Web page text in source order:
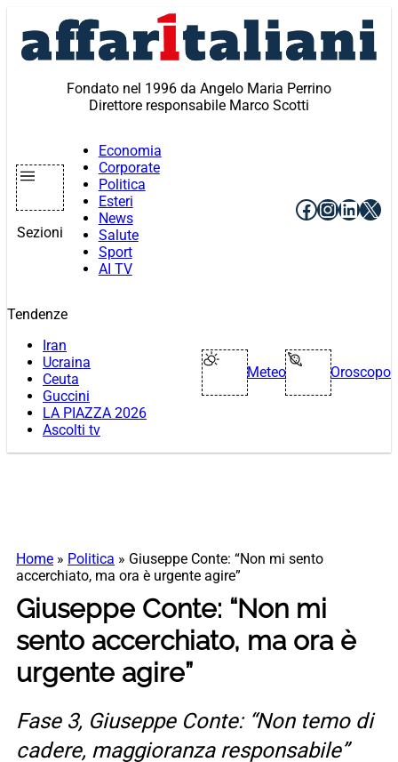
contenuto
Fondato nel 1996 da Angelo Maria Perrino
Direttore responsabile Marco Scotti
Sezioni
Economia
Corporate
Politica
Esteri
News
Salute
Sport
AI TV
Facebook
X
Tendenze
Iran
Ucraina
Ceuta
Guccini
LA PIAZZA 2026
Ascolti tv
Meteo Oroscopo
Home » Politica » Giuseppe Conte: “Non mi sento
accerchiato, ma ora è urgente agire”
Giuseppe Conte: “Non mi
sento accerchiato, ma ora è
urgente agire”
Fase 3, Giuseppe Conte: “Non temo di
cadere, maggioranza responsabile”